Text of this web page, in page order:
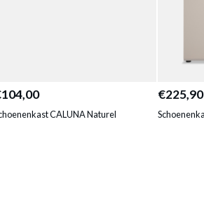
CALUNA Naturel
€225,90